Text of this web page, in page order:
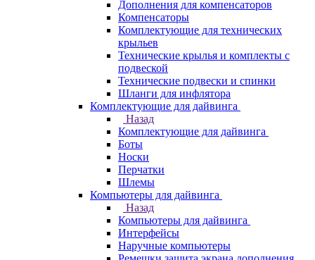
Дополнения для компенсаторов
Компенсаторы
Комплектующие для технических
крыльев
Технические крылья и комплекты с
подвеской
Технические подвески и спинки
Шланги для инфлятора
Комплектующие для дайвинга
Назад
Комплектующие для дайвинга
Боты
Носки
Перчатки
Шлемы
Компьютеры для дайвинга
Назад
Компьютеры для дайвинга
Интерфейсы
Наручные компьютеры